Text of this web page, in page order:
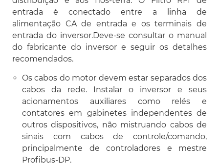
entrada é conectado entre a linha de
alimentação CA de entrada e os terminais de
entrada do inversor.Deve-se consultar o manual
do fabricante do inversor e seguir os detalhes
recomendados.
Os cabos do motor devem estar separados dos
cabos da rede. Instalar o inversor e seus
acionamentos auxiliares como relés e
contatores em gabinetes independentes de
outros dispositivos, não mistruando cabos de
sinais com cabos de controle/comando,
principalmente de controladores e mestre
Profibus-DP.